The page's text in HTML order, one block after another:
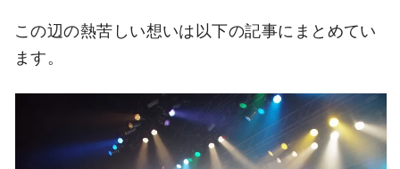
この辺の熱苦しい想いは以下の記事にまとめてい
ます。